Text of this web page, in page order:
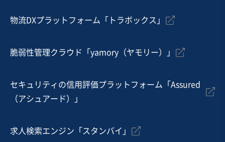
物流DXプラットフォーム「トラボックス」
脆弱性管理クラウド「yamory（ヤモリー）」
セキュリティの信用評価プラットフォーム「Assured
（アシュアード）」
求人検索エンジン「スタンバイ」